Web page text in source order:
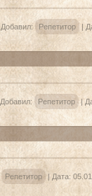
Добавил: Репетитор |
Добавил: Репетитор |
Репетитор | Дата: